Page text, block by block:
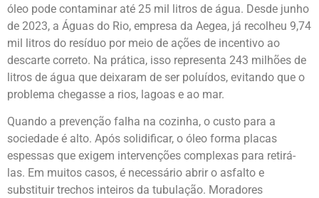
óleo pode contaminar até 25 mil litros de água. Desde junho
de 2023, a Águas do Rio, empresa da Aegea, já recolheu 9,74
mil litros do resíduo por meio de ações de incentivo ao
descarte correto. Na prática, isso representa 243 milhões de
litros de água que deixaram de ser poluídos, evitando que o
problema chegasse a rios, lagoas e ao mar.
Quando a prevenção falha na cozinha, o custo para a
sociedade é alto. Após solidificar, o óleo forma placas
espessas que exigem intervenções complexas para retirá-
las. Em muitos casos, é necessário abrir o asfalto e
substituir trechos inteiros da tubulação. Moradores